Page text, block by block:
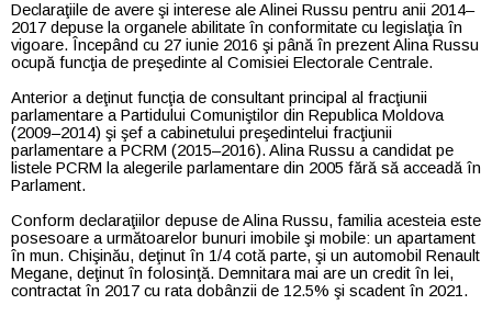
Declaraţiile de avere şi interese ale Alinei Russu pentru anii 2014–
2017 depuse la organele abilitate în conformitate cu legislaţia în
vigoare. Începând cu 27 iunie 2016 şi până în prezent Alina Russu
ocupă funcţia de preşedinte al Comisiei Electorale Centrale.
Anterior a deţinut funcţia de consultant principal al fracţiunii
parlamentare a Partidului Comuniştilor din Republica Moldova
(2009–2014) şi şef a cabinetului preşedintelui fracţiunii
parlamentare a PCRM (2015–2016). Alina Russu a candidat pe
listele PCRM la alegerile parlamentare din 2005 fără să acceadă în
Parlament.
Conform declaraţiilor depuse de Alina Russu, familia acesteia este
posesoare a următoarelor bunuri imobile şi mobile: un apartament
în mun. Chişinău, deţinut în 1/4 cotă parte, şi un automobil Renault
Megane, deţinut în folosinţă. Demnitara mai are un credit în lei,
contractat în 2017 cu rata dobânzii de 12.5% şi scadent în 2021.